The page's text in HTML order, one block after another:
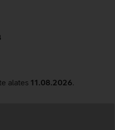
alates 11.08.2026